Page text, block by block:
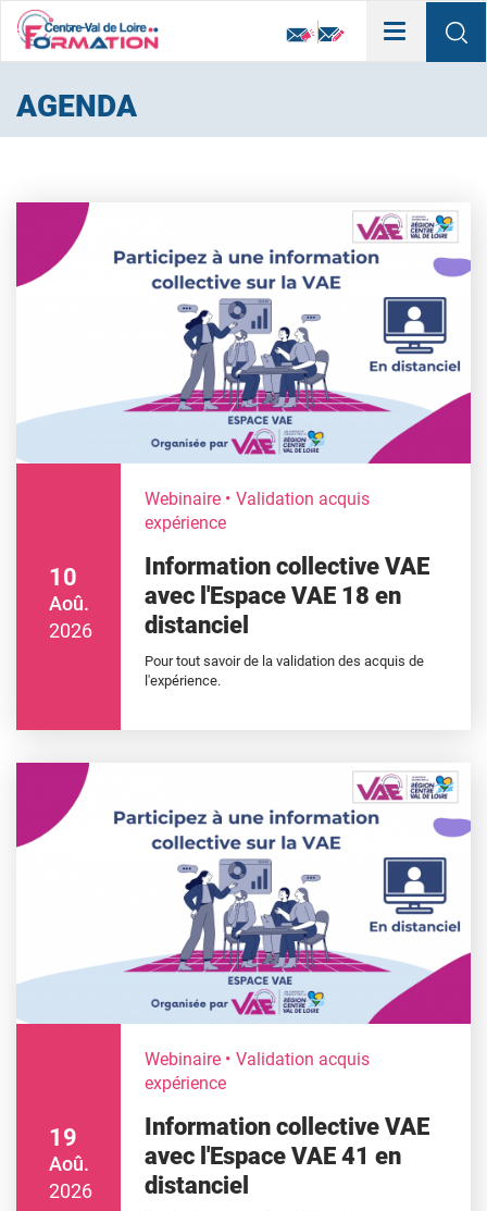
Toggle
AGENDA
10
Aoû.
2026
Webinaire
Validation acquis
expérience
Information collective VAE
avec l'Espace VAE 18 en
distanciel
Pour tout savoir de la validation des acquis de
l'expérience.
19
Aoû.
2026
Webinaire
Validation acquis
expérience
Information collective VAE
avec l'Espace VAE 41 en
distanciel